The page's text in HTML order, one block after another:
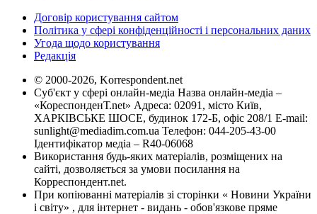
Договір користування сайтом
Політика у сфері конфіденційності і персональних даних
Угода щодо користування
Редакція
© 2000-2026, Korrespondent.net
Суб'єкт у сфері онлайн-медіа Назва онлайн-медіа –
«КореспонденТ.net» Адреса: 02091, місто Київ,
ХАРКІВСЬКЕ ШОСЕ, будинок 172-Б, офіс 208/1 E-mail:
sunlight@mediadim.com.ua Телефон: 044-205-43-00
Ідентифікатор медіа – R40-06068
Використання будь-яких матеріалів, розміщених на
сайті, дозволяється за умови посилання на
Корреспондент.net.
При копіюванні матеріалів зі сторінки « Новини України
і світу» , для інтернет - видань - обов'язкове пряме